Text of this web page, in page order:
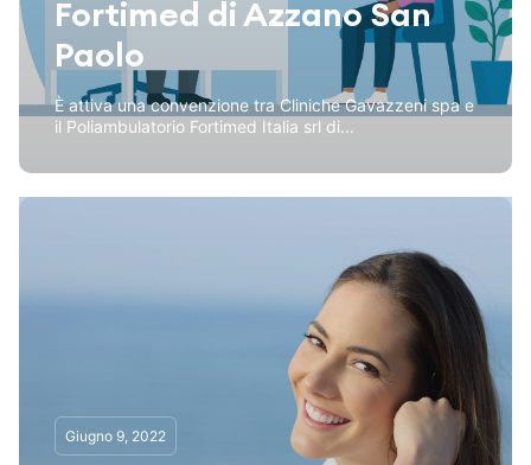
Fortimed di Azzano San
Paolo
È attiva una convenzione tra Cliniche Gavazzeni spa e
il Poliambulatorio Fortimed Italia srl di...
Giugno 9, 2022